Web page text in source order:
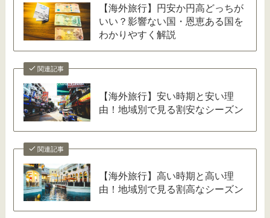
【海外旅行】円安か円高どっちが
いい？影響ない国・恩恵ある国を
わかりやすく解説
関連記事
【海外旅行】安い時期と安い理
由！地域別で見る割安なシーズン
関連記事
【海外旅行】高い時期と高い理
由！地域別で見る割高なシーズン